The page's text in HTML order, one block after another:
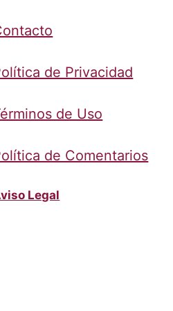
de Privacidad
de Uso
de Comentarios
Legal